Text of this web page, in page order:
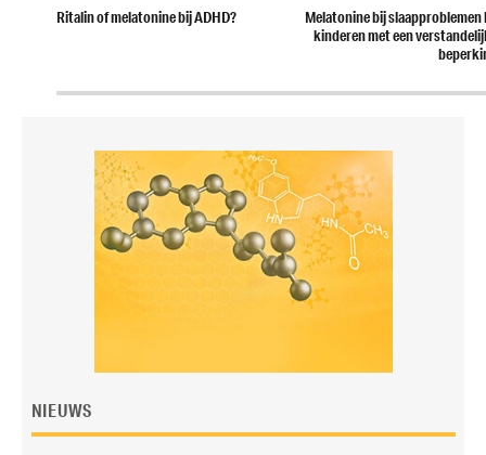
Previous
Ritalin of melatonine bij ADHD?
NextMelatonine bij slaapproblemen
kinderen met een
NIEUWS